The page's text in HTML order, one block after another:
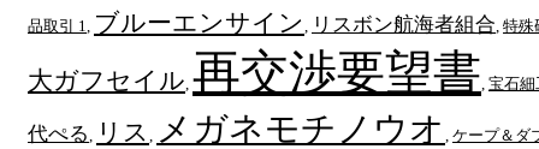
品取引 1 ブルーエンサイン リスボン航海者組合 特殊
大ガフセイル 再交渉要望書 宝石細
代ぺる リス メガネモチノウオ ケープ＆ダ